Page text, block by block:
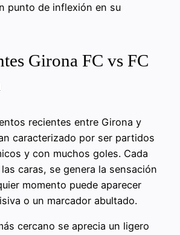
punto de inflexión en su
Girona FC vs FC
recientes entre Girona y
caracterizado por ser partidos
y con muchos goles. Cada
caras, se genera la sensación
momento puede aparecer
o un marcador abultado.
cercano se aprecia un ligero